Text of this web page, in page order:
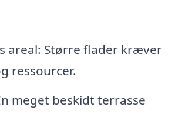
areal: Større flader kræver
ressourcer.
meget beskidt terrasse